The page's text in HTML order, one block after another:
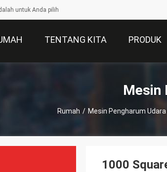
untuk Anda pilih
TENTANG KITA PRODUK
Mesin
Rumah / Mesin Pengharum Udara
1000